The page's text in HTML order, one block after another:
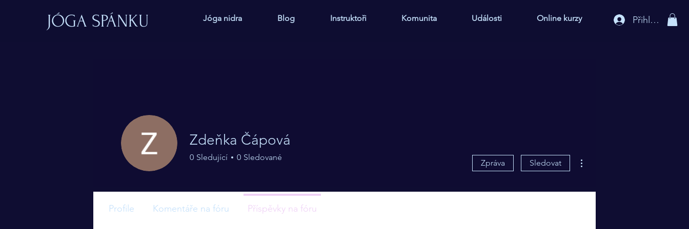
JÓGA SPÁNKU Jóga nidra Blog Instruktoři Komunita Události Online kurzy Přihlášení
Zdeňka Čápová
0 Sledující 0 Sledované
Zpráva Sledovat
Profile Komentáře na fóru Příspěvky na fóru